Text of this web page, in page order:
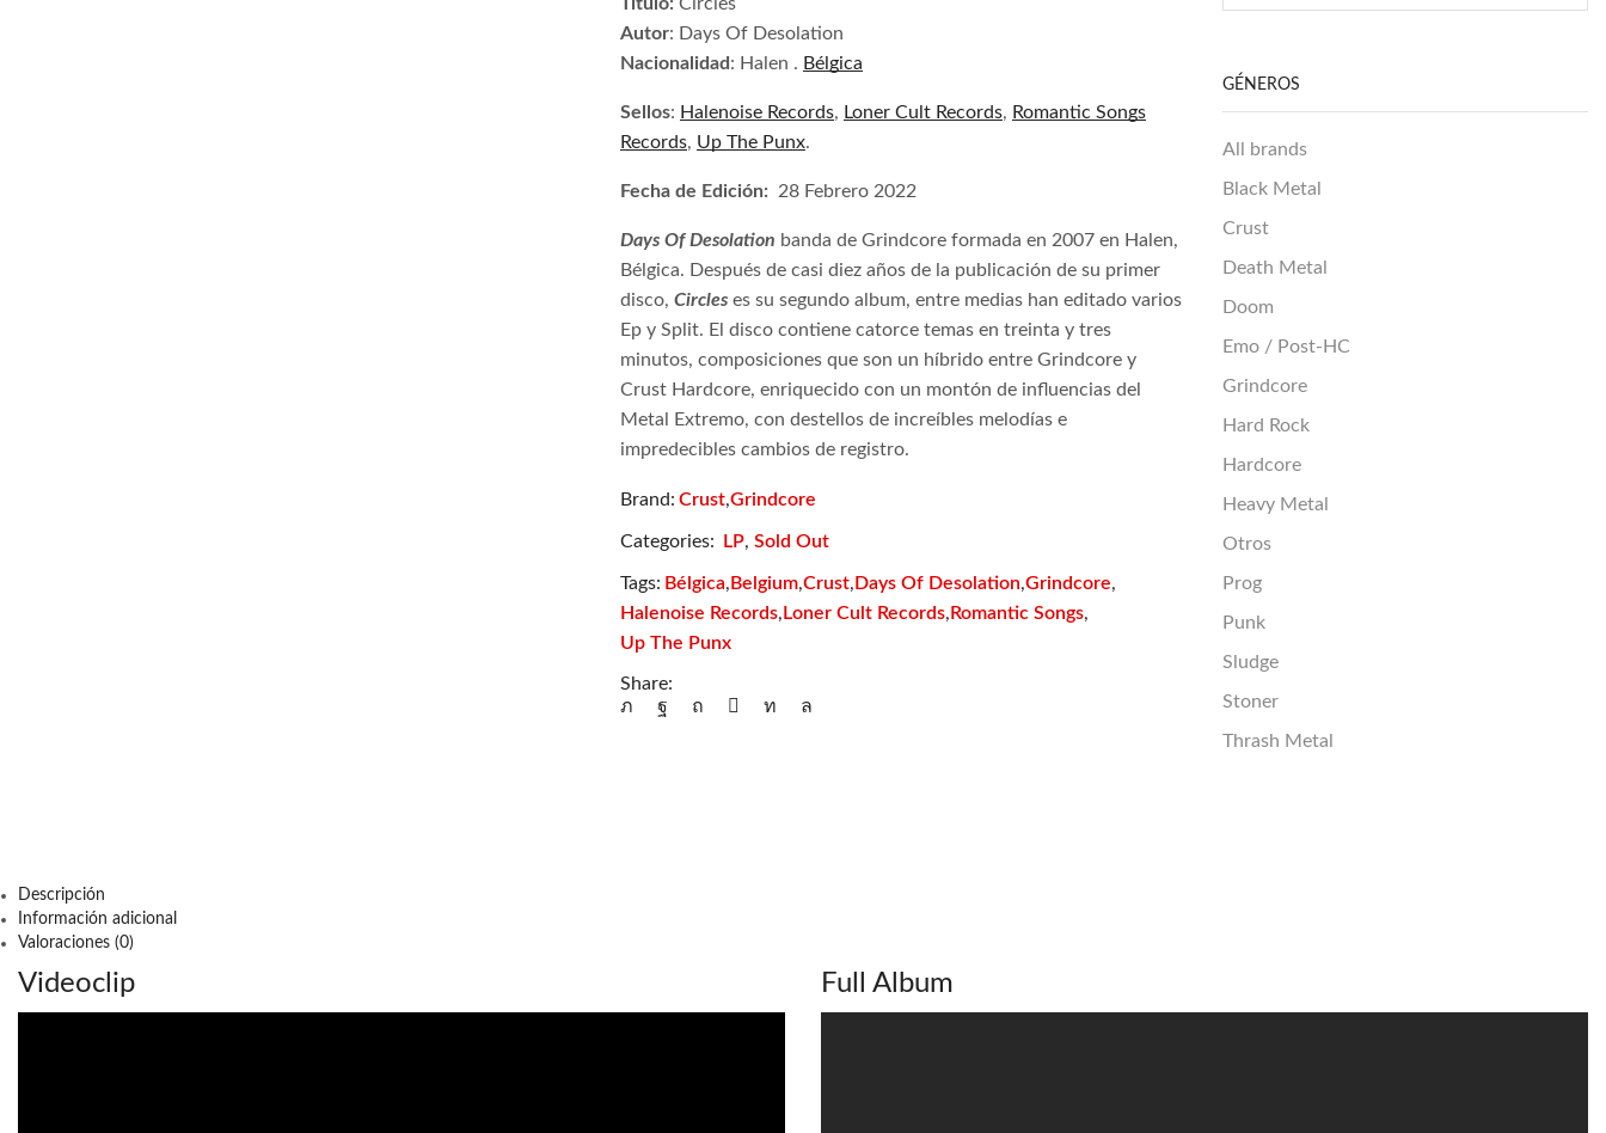
Autor: Days Of Desolation
Nacionalidad : Halen . Bélgica
Sellos: Halenoise Records, Loner Cult Records, Romantic Songs
Records, Up The Punx.
Fecha de Edición: 28 Febrero 2022
Days Of Desolation banda de Grindcore formada en 2007 en Halen,
Bélgica. Después de casi diez años de la publicación de su primer
disco, Circles es su segundo album, entre medias han editado varios
Ep y Split. El disco contiene catorce temas en treinta y tres
minutos, composiciones que son un híbrido entre Grindcore y
Crust Hardcore, enriquecido con un montón de influencias del
Metal Extremo, con destellos de increíbles melodías e
impredecibles cambios de registro.
Brand: Crust,Grindcore
Categories: LP, Sold Out
Tags: Bélgica, Belgium,Crust, Days Of Desolation,Grindcore,
Halenoise Records, Loner Cult Records, Romantic Songs,
Up The Punx
Share:
GÉNEROS
All brands
Black Metal
Crust
Death Metal
Doom
Emo / Post-HC
Grindcore
Hard Rock
Hardcore
Heavy Metal
Otros
Prog
Punk
Sludge
Stoner
Thrash Metal
Descripción
Información adicional
Valoraciones (0)
Videoclip Full Album